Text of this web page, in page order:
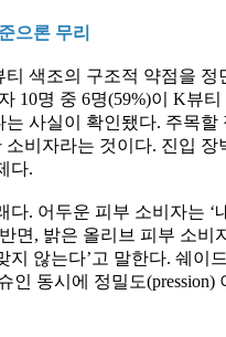
으론 무리
색조의 구조적 약점을 정
10명 중 6명(59%)이 K뷰티
사실이 확인됐다. 주목할
비자라는 것이다. 진입 장
다.
다. 어두운 피부 소비자는 ‘
면, 밝은 올리브 피부 소비
지 않는다’고 말한다. 쉐이
인 동시에 정밀도(pression)